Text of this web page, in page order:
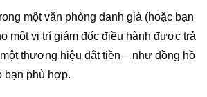
một văn phòng danh giá (hoặc bạn
một vị trí giám đốc điều hành được trả
thương hiệu đắt tiền – như đồng hồ
bạn phù hợp.